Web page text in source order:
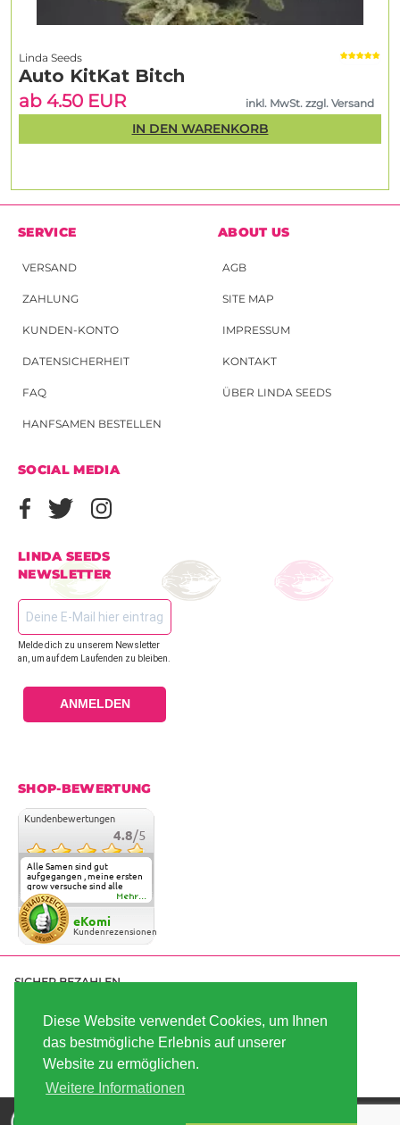
Diese Website verwendet Cookies, um Ihnen
das bestmögliche Erlebnis auf unserer
Website zu ermöglichen.
Weitere Informationen
Linda Seeds
Auto KitKat Bitch
ab 4.50 EUR
inkl. MwSt. zzgl. Versand
IN DEN WARENKORB
SERVICE
VERSAND
ZAHLUNG
KUNDEN-KONTO
DATENSICHERHEIT
FAQ
HANFSAMEN BESTELLEN
ABOUT US
AGB
SITE MAP
IMPRESSUM
KONTAKT
ÜBER LINDA SEEDS
SOCIAL MEDIA
LINDA SEEDS
NEWSLETTER
Melde dich zu unserem Newsletter
an, um auf dem Laufenden zu bleiben.
ANMELDEN
SHOP-BEWERTUNG
Kundenbewertungen
4.8/5
Alle Samen sind gut
aufgegangen , meine ersten
grow versuche sind alle
geglückt. Die Sorten und
Anbieter Vielfalt
überzeugen sehr . Werde
wohl immer hier bestellen !
Mehr...
eKomi
Kundenrezensionen
SICHER BEZAHLEN
SCHNELL VERSENDET